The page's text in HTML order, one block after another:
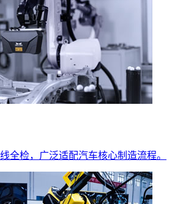
全检，广泛适配汽车核心制造流程。